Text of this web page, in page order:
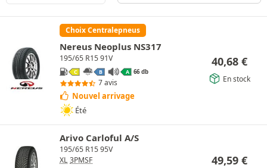
Choix Centralepneus
Nereus Neoplus NS317
195/65 R15 91V
C B A 66 db
7 avis
Nouvel arrivage
Été
40,68 €
En stock
Arivo Carloful A/S
195/65 R15 95V
XL 3PMSF 49,59 €